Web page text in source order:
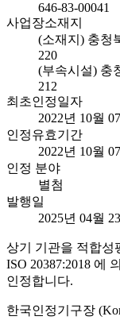
646-83-00041
사업장소재지
(소재지) 충청
220
(부속시설) 충
212
최초인정일자
2022년 10월
인정유효기간
2022년 10월
인정 분야
별첨
발행일
2025년 04월
상기 기관을 적합성
ISO 20387:2018 에
인정합니다.
한국인정기구장